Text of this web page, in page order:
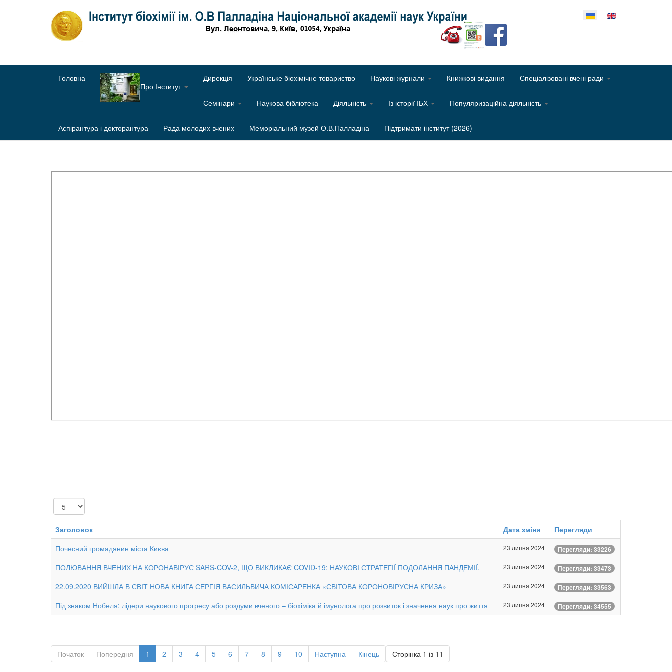
Оберіть свою мову
Головна
Про Інститут
Дирекція Українське біохімічне товариство Наукові журнали Книжкові видання Спеціалізовані вчені ради
Семінари Наукова бібліотека Діяльність Із історії ІБХ Популяризаційна діяльність
Аспірантура і докторантура Рада молодих вчених Меморіальний музей О.В.Палладіна Підтримати інститут (2026)
Показувати
Заголовок Дата зміни
Перегляди
Почесний громадянин міста Києва
23 липня 2024 Перегляди: 33226
ПОЛЮВАННЯ ВЧЕНИХ НА КОРОНАВІРУС SARS-COV-2, ЩО ВИКЛИКАЄ COVID-19: НАУКОВІ СТРАТЕГІЇ ПОДОЛАННЯ ПАНДЕМІЇ. 23 липня 2024 Перегляди: 33473
22.09.2020 ВИЙШЛА В СВІТ НОВА КНИГА СЕРГІЯ ВАСИЛЬВИЧА КОМІСАРЕНКА «СВІТОВА КОРОНОВІРУСНА КРИЗА» 23 липня 2024 Перегляди: 33563
Під знаком Нобеля: лідери наукового прогресу або роздуми вченого – біохіміка й імунолога про розвиток і значення наук про життя 23 липня 2024 Перегляди: 34555
Сторінка 1 із 11
Початок Попередня 1 2 3 4 5 6 7 8 9 10 Наступна Кінець